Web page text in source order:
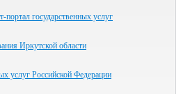
государственных услуг
Иркутской области
услуг Российской Федерации